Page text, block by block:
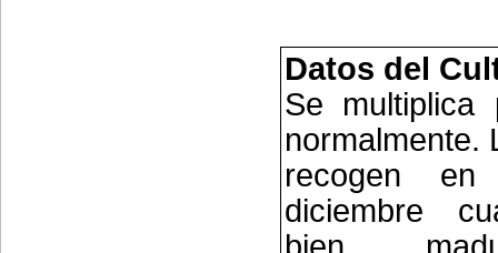
Datos del
Se multiplica
normalmente.
recogen en
diciembre